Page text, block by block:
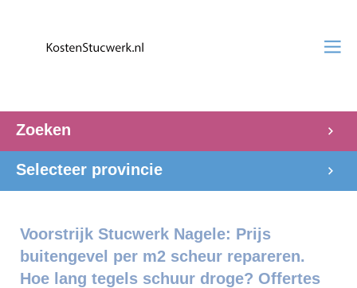
Zoeken
Selecteer provincie
Voorstrijk Stucwerk Nagele: Prijs
buitengevel per m2 scheur repareren.
Hoe lang tegels schuur droge? Offertes